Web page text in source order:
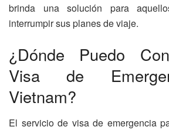
brinda una solución para
interrumpir sus planes de viaje.
¿Dónde Puedo
Visa de
Vietnam?
El servicio de visa de emergencia